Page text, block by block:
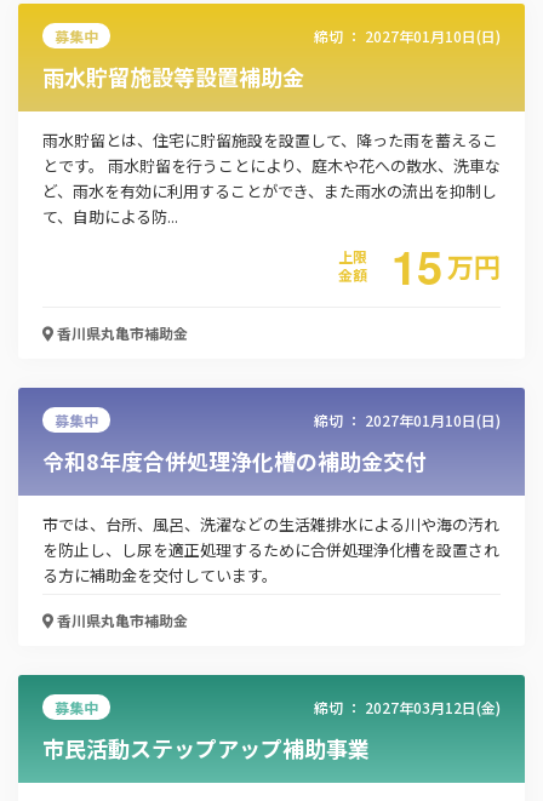
元気な島づくり団体支援事業補助金
募集中 締切 ： 2027年01月10日(日)
雨水貯留施設等設置補助金
雨水貯留とは、住宅に貯留施設を設置して、降った雨を蓄えるこ
とです。 雨水貯留を行うことにより、庭木や花への散水、洗車な
ど、雨水を有効に利用することができ、また雨水の流出を抑制し
て、自助による防...
上限
金額
15万円
香川県丸亀市補助金
募集中 締切 ： 2027年01月10日(日)
令和8年度合併処理浄化槽の補助金交付
市では、台所、風呂、洗濯などの生活雑排水による川や海の汚れ
を防止し、し尿を適正処理するために合併処理浄化槽を設置され
る方に補助金を交付しています。
香川県丸亀市補助金
募集中 締切 ： 2027年03月12日(金)
市民活動ステップアップ補助事業